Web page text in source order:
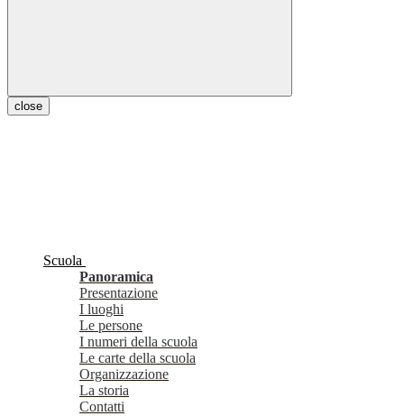
close
Scuola
Panoramica
Presentazione
I luoghi
Le persone
I numeri della scuola
Le carte della scuola
Organizzazione
La storia
Contatti